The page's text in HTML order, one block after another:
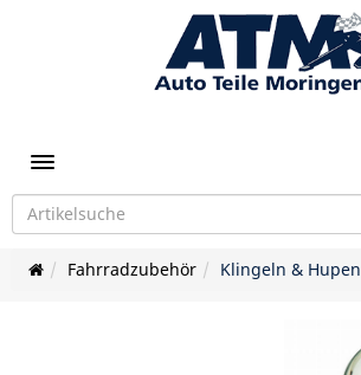
Toggle navigation
Fahrradzubehör Klingeln & Hupen